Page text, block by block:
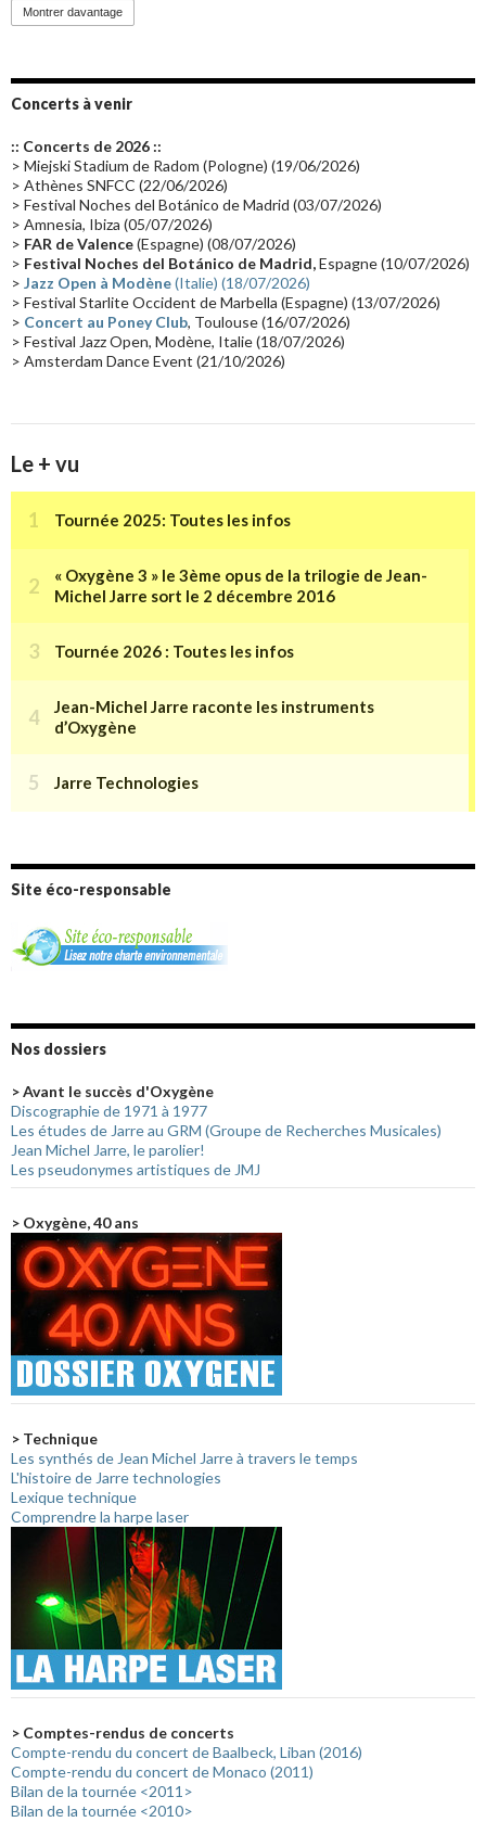
Promo 2019(23)
Groupe de Recherche Musicale
Passages radio Vidéo Jarrecast (16) Synthé 80's
Les concerts en Chine(16) Cinéma
Synthé Roland(15) Belgique(15)
(14) Astronomie (14)
Tournée 2025(14) 2024(14) Chine(13)
Montrer davantage
Concerts à venir
:: Concerts de 2026 ::
> Miejski Stadium de Radom (Pologne) (19/06/2026)
> Athènes SNFCC (22/06/2026)
> Festival Noches del Botánico de Madrid (03/07/2026)
> Amnesia, Ibiza (05/07/2026)
> FAR de Valence(Espagne) (08/07/2026)
> Festival Noches del Botánico de Madrid,Espagne (10/07/2026)
> Jazz Open à Modène(Italie) (18/07/2026)
> Festival Starlite Occident de Marbella (Espagne) (13/07/2026)
> Concert au Poney Club, Toulouse (16/07/2026)
> Festival Jazz Open, Modène, Italie (18/07/2026)
> Amsterdam Dance Event (21/10/2026)
Le + vu
Site éco-responsable
Nos dossiers
> Avant le succès d'Oxygène
Discographie de 1971 à 1977
Les études de Jarre au GRM (Groupe de Recherches Musicales)
Jean Michel Jarre, le parolier!
Les pseudonymes artistiques de JMJ
> Oxygène, 40 ans
> Technique
Les synthés de Jean Michel Jarre à travers le temps
L'histoire de Jarre technologies
Lexique technique
Comprendre la harpe laser
> Comptes-rendus de concerts
Compte-rendu du concert de Baalbeck, Liban (2016)
Compte-rendu du concert de Monaco (2011)
Bilan de la tournée <2011>
Bilan de la tournée <2010>